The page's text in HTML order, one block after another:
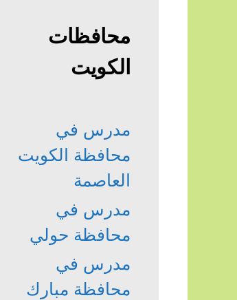
محافظات
الكويت
مدرس في
محافظة الكويت
العاصمة
مدرس في
محافظة حولي
مدرس في
محافظة مبارك